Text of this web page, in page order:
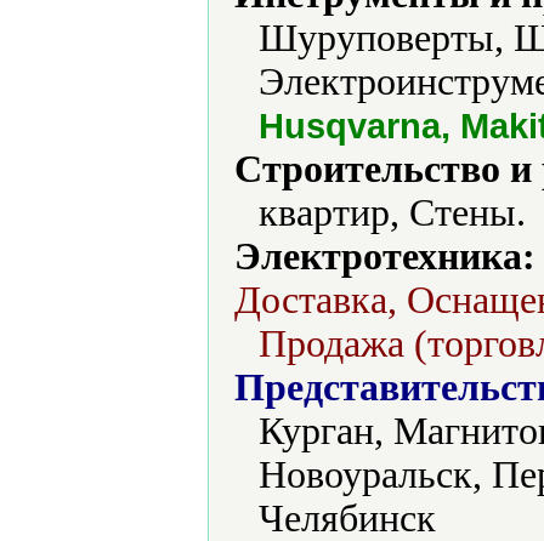
Шуруповерты,
Husqvarna,
Строительство
квартир, Стены.
Электротехника:
Доставка,
Продажа
Курган,
Новоуральск,
Челябинск